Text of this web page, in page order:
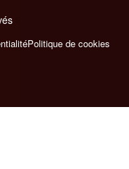
Politique de cookies